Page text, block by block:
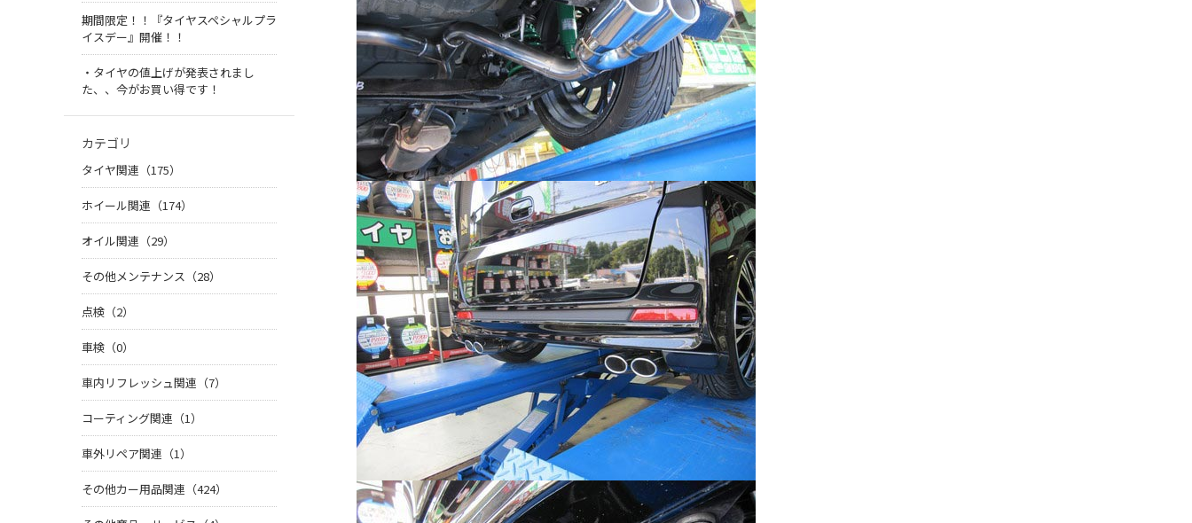
期間限定！！『タイヤスペシャルプラ
イスデー』開催！！
・タイヤの値上げが発表されまし
た、、今がお買い得です！
カテゴリ
タイヤ関連（175）
ホイール関連（174）
オイル関連（29）
その他メンテナンス（28）
点検（2）
車検（0）
車内リフレッシュ関連（7）
コーティング関連（1）
車外リペア関連（1）
その他カー用品関連（424）